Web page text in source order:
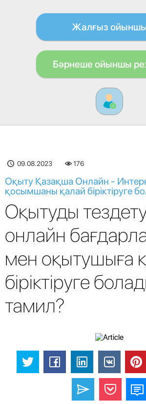
Жалғыз
Бәрнеше ойыншы
09.08.2023 176
Оқыту Қазақша Онлайн -
қосымшаны қалай біріктіруге
Оқытуды
онлайн
мен оқытушыға
біріктіруге
тамил?